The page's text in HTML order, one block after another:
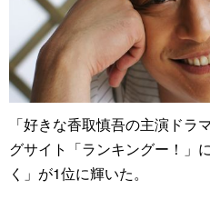
「好きな香取慎吾の主演ドラ
グサイト「ランキングー！」
く」が1位に輝いた。